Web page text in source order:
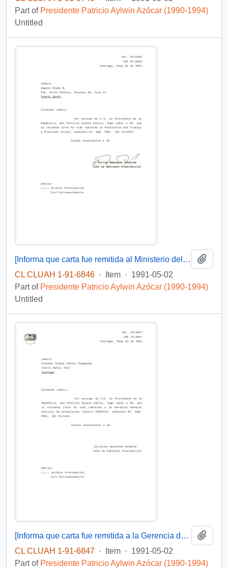
Part of Presidente Patricio Aylwin Azócar (1990-1994)
Untitled
[Informa que carta fue remitida al Ministerio del Trabajo y Previsión Social, mediante Of. GAB. PRES. (0) 91/1427]
CL CLUAH 1-91-6846 · Item · 1991-05-02
Part of Presidente Patricio Aylwin Azócar (1990-1994)
Untitled
[Informa que carta fue remitida a la Gerencia de SERCOTEC, a través de Of. GAB. PRES. (0) 91/1424]
CL CLUAH 1-91-6847 · Item · 1991-05-02
Part of Presidente Patricio Aylwin Azócar (1990-1994)